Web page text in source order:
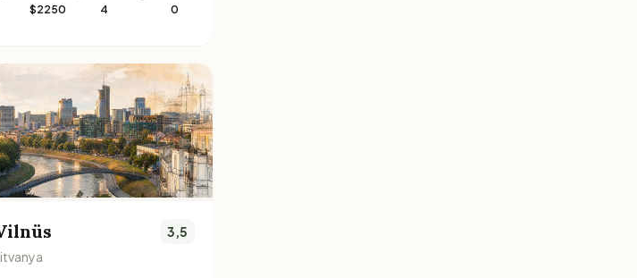
$2250
4
0
3,5